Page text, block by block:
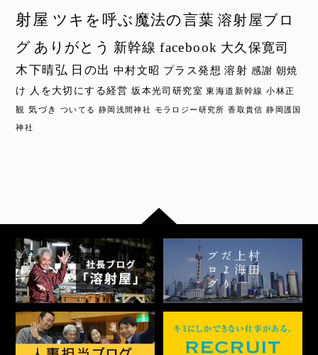
射屋 ツキを呼ぶ魔法の言葉 溶射屋ブロ
グ ありがとう 新幹線 facebook 大久保寛司
木下晴弘 日の出 中村文昭 プラス発想 溶射 感謝 朝焼
け
人を大切にする経営 坂本光司研究室 東海道新幹線 小林正
観 気づき ついてる 静岡浅間神社 モラロジー研究所 香取貴信 静岡護国
神社